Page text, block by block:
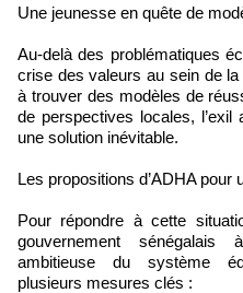
Une jeunesse en quête de
Au-delà des problématiques
crise des valeurs au sein de
à trouver des modèles de
de perspectives locales,
une solution inévitable.
Les propositions d’ADHA pour
Pour répondre à cette
gouvernement
ambitieuse du système
plusieurs mesures clés :